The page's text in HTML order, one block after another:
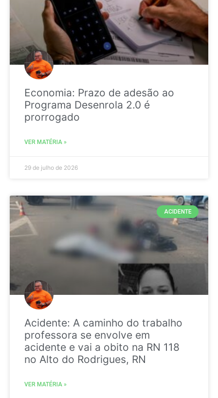
Economia: Prazo de adesão ao
Programa Desenrola 2.0 é
prorrogado
VER MATÉRIA »
29 de julho de 2026
ACIDENTE
Acidente: A caminho do trabalho
professora se envolve em
acidente e vai a obito na RN 118
no Alto do Rodrigues, RN
VER MATÉRIA »